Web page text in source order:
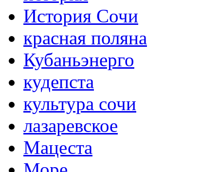
История Сочи
красная поляна
Кубаньэнерго
кудепста
культура сочи
лазаревское
Мацеста